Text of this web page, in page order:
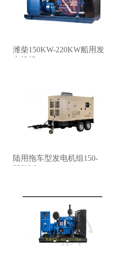
潍柴150KW-220KW船用发
电机组
陆用拖车型发电机组150-
320kW